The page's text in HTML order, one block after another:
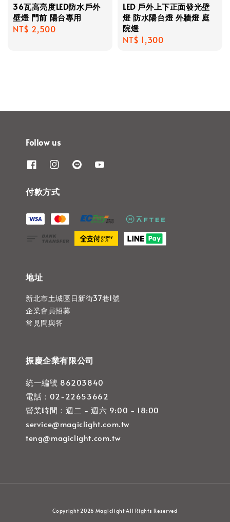
36瓦高亮度LED防水戶外
壁燈 門前 陽台專用
Regular
NT$ 2,500
LED 戶外上下正面發光壁
燈 防水陽台燈 外牆燈 庭
院燈
Regular
NT$ 1,300
Follow us
付款方式
地址
新北市土城區日新街37巷1號
企業會員招募
常見問與答
振慶企業有限公司
統一編號 86203840
電話：02-22653662
營業時間：週二 - 週六 9:00 - 18:00
service@magiclight.com.tw
teng@magiclight.com.tw
Copyright 2026 Magiclight All Rights Reserved